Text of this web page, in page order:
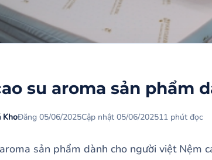
su aroma sản phẩm
KhoĐăng 05/06/2025Cập nhật 05/06/202511 phút đọc
sản phẩm dành cho người việt Nệm